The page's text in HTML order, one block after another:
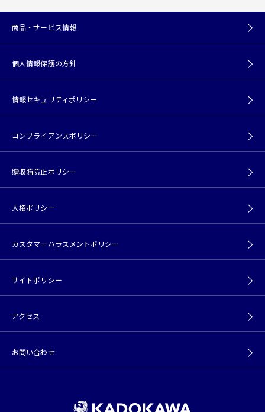
商品・サービス情報
個人情報保護の方針
情報セキュリティポリシー
コンプライアンスポリシー
贈収賄防止ポリシー
人権ポリシー
カスタマーハラスメントポリシー
サイトポリシー
アクセス
お問い合わせ